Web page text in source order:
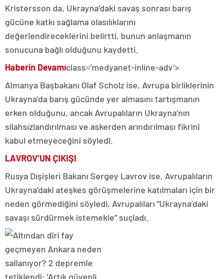
Kristersson da, Ukrayna’daki savaş sonrası barış
gücüne katkı sağlama olasılıklarını
değerlendireceklerini belirtti, bunun anlaşmanın
sonucuna bağlı olduğunu kaydetti.
Haberin Devamıclass=’medyanet-inline-adv’>
Almanya Başbakanı Olaf Scholz ise, Avrupa birliklerinin
Ukrayna’da barış gücünde yer almasını tartışmanın
erken olduğunu, ancak Avrupalıların Ukrayna’nın
silahsızlandırılması ve askerden arındırılması fikrini
kabul etmeyeceğini söyledi.
LAVROV’UN ÇIKIŞI
Rusya Dışişleri Bakanı Sergey Lavrov ise, Avrupalıların
Ukrayna’daki ateşkes görüşmelerine katılmaları için bir
neden görmediğini söyledi, Avrupalıları “Ukrayna’daki
savaşı sürdürmek istemekle” suçladı.